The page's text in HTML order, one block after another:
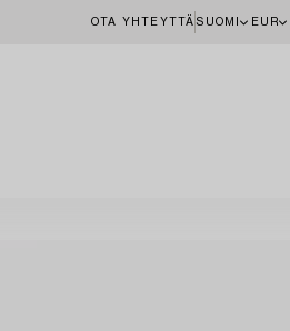
OTA YHTEYTTÄ SUOMI EUR